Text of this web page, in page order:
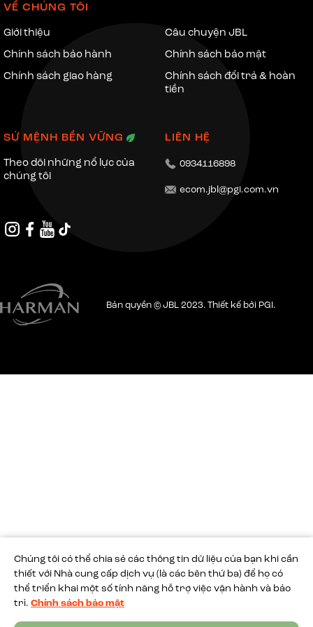
VỀ CHÚNG TÔI
Giới thiệu
Câu chuyện JBL
Chính sách bảo hành
Chính sách bảo mật
Chính sách giao hàng
Chính sách đổi trả & hoàn
tiền
SỨ MỆNH BỀN VỮNG
Theo dõi những nổ lực của
chúng tôi
LIÊN HỆ
0934116898
ecom.jbl@pgi.com.vn
Bản quyền © JBL 2023. Thiết kế bởi PGI.
Chúng tôi có thể chia sẻ các thông tin dữ liệu của bạn khi cần
thiết với Nhà cung cấp dịch vụ (là các bên thứ ba) để họ có
thể triển khai một số tính năng hỗ trợ việc vận hành và bảo
trì. Chính sách bảo mật